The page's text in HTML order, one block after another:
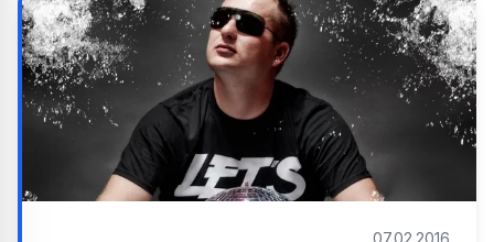
07.02.2016